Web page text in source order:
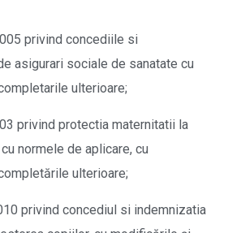
privind concediile si
asigurari sociale de sanatate cu
ulterioare;
privind protectia maternitatii la
normele de aplicare, cu
ulterioare;
privind concediul si indemnizatia